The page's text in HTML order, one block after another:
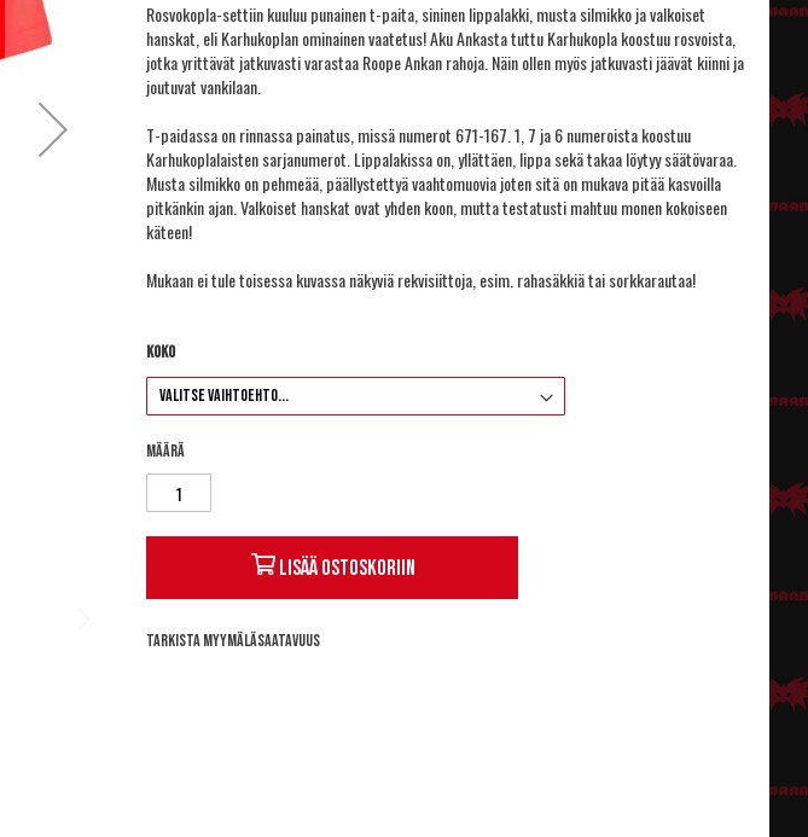
Rosvokopla-settiin kuuluu punainen t-paita, sininen lippalakki, musta silmikko ja valkoiset
hanskat, eli Karhukoplan ominainen vaatetus! Aku Ankasta tuttu Karhukopla koostuu rosvoista,
jotka yrittävät jatkuvasti varastaa Roope Ankan rahoja. Näin ollen myös jatkuvasti jäävät kiinni ja
joutuvat vankilaan.
T-paidassa on rinnassa painatus, missä numerot 671-167. 1, 7 ja 6 numeroista koostuu
Karhukoplalaisten sarjanumerot. Lippalakissa on, yllättäen, lippa sekä takaa löytyy säätövaraa.
Musta silmikko on pehmeää, päällystettyä vaahtomuovia joten sitä on mukava pitää kasvoilla
pitkänkin ajan. Valkoiset hanskat ovat yhden koon, mutta testatusti mahtuu monen kokoiseen
käteen!
Mukaan ei tule toisessa kuvassa näkyviä rekvisiittoja, esim. rahasäkkiä tai sorkkarautaa!
Koko
Määrä
Lisää ostoskoriin
Tarkista myymäläsaatavuus